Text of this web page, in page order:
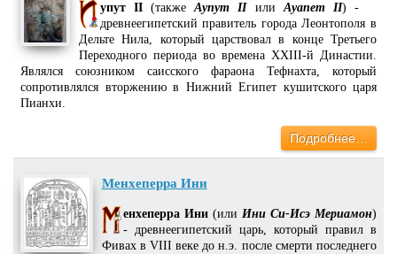
упут II(такжеАупут IIилиАуапет II) -
древнеегипетский правитель города Леонтополя в
Дельте Нила, который царствовал в конце Третьего
Переходного периода во времена XXIII-й Династии.
Являлся союзником саисского фараона Тефнахта, который
сопротивлялся вторжению в Нижний Египет кушитского царя
Пианхи.
Подробнее…
Менхеперра Ини
енхеперра Ини(или Ини Си-Исэ Мериамон)
- древнеегипетский царь, который правил в
Фивах в VIII веке до н.э. после смерти последнего